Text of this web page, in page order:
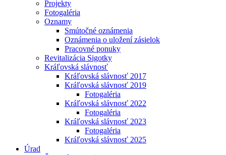
Projekty
Fotogaléria
Oznamy
Smútočné oznámenia
Oznámenia o uložení zásielok
Pracovné ponuky
Revitalizácia Sigotky
Kráľovská slávnosť
Kráľovská slávnosť 2017
Kráľovská slávnosť 2019
Fotogaléria
Kráľovská slávnosť 2022
Fotogaléria
Kráľovská slávnosť 2023
Fotogaléria
Kráľovská slávnosť 2025
Úrad